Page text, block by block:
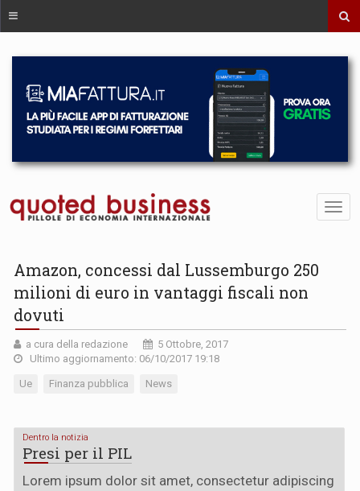
Amazon, concessi dal Lussemburgo 250
milioni di euro in vantaggi fiscali non
dovuti
a cura della redazione
5 Ottobre, 2017
Ultimo aggiornamento: 06/10/2017 19:18
Ue Finanza pubblica News
Dentro la notizia
Presi per il PIL
Lorem ipsum dolor sit amet, consectetur adipiscing